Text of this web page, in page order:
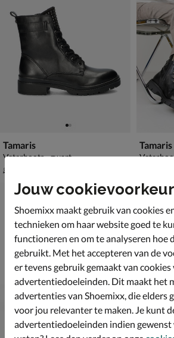
Tamaris
Veterboots - zwart
van € 89,99 voor € 62,99
89
Tamaris
Jouw
Shoemixx maakt gebruik van cookies
technieken om haar website goed te
functioneren en om te analyseren hoe
gebruikt. Met het accepteren van de
er tevens gebruik gemaakt van cookies
advertentiedoeleinden. Dit maakt het
advertenties van Shoemixx, die elders
voor jou relevanter te maken. Je kunt
advertentiedoeleinden indien gewenst